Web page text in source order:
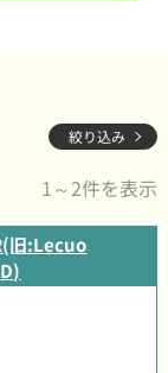
絞り込み
1～2件を表示
旧:Lecuo